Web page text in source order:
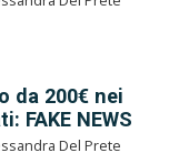
da 200€ nei
FAKE NEWS
Del Prete